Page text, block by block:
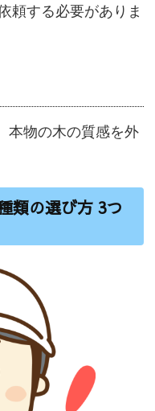
頼する必要がありま
本物の木の質感を外
類の選び方 3つ